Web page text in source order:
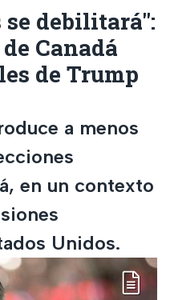
se debilitará":
Canadá
de Trump
a menos
en un contexto
Unidos.